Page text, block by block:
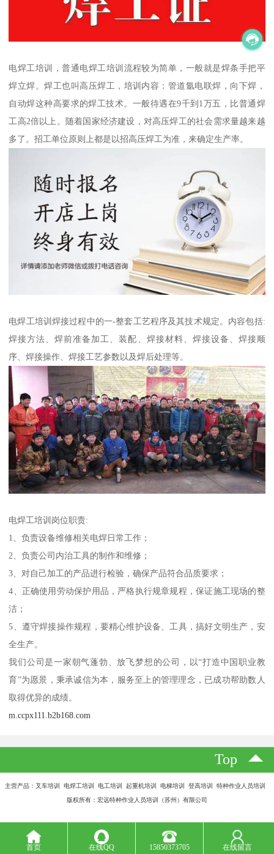
电焊工培训，普通电焊工培训流程较为简单，一般就是焊条手把平
焊立焊。焊工也叫高压焊工，培训内容：管道氩电联焊，向下焊，
自动焊这种高要求的焊工技术。一般待遇在9千到1万五，比普通焊
工高2倍以上。随着国家经济建设，对高压焊工的社会需求量越来越
多了。招工单位原则上都是以招高压焊工为准，来确定生产率。
电焊工培训焊接过程中的一-整套工艺程序及其技术规定。内容包括:
焊接方法、焊前准备加工、装配、焊接材料、焊接设备、焊接顺
序、焊接操作、焊接工艺参数以及焊后处理等。
电焊工培训岗位职责:
1、负责设备维修相关电焊日常工作；
2、负责公司内治工具的制作和维修；
3、对自己加工的产品进行检验，确保产品符合品质要求；
4、正确使用劳动保护用品，严格执行规章规程，保证施工现场的整
洁；
5、遵守焊接操作规程，要精心维护设备、工具，搞好文明生产，安
全生产。
我们公司是一家朝气蓬勃、放飞梦想的公司，以“打造中国职业教
育”为愿景，秉承诚信为本，服务至上的管理理念，已成功帮助数人
取得优异的成绩。
m.ccpx111.b2b168.com
Top
主营产品：叉车培训 电焊工培训 电工培训 起重机培训 电梯培训 登高培训 特种作业人员培训
版权所有：宏远特种作业人员培训（苏州）有限公司
首页 在线QQ 15850373705 在线留言